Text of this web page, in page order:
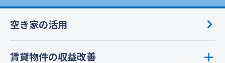
空き家の活用
賃貸物件の収益改善